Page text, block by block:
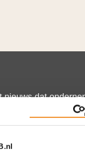
nieuws dat
voor de MKB-